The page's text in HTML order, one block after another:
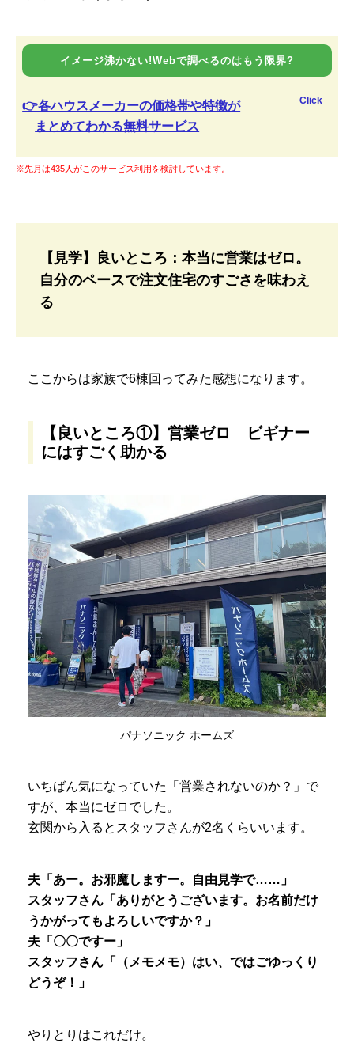
イメージ沸かない!Webで調べるのはもう限界?
👉各ハウスメーカーの価格帯や特徴が
まとめてわかる無料サービス
Click
※先月は435人がこのサービス利用を検討しています。
【見学】良いところ：本当に営業はゼロ。
自分のペースで注文住宅のすごさを味わえ
る
ここからは家族で6棟回ってみた感想になります。
【良いところ①】営業ゼロ ビギナー
にはすごく助かる
パナソニック ホームズ
いちばん気になっていた「営業されないのか？」で
すが、本当にゼロでした。
玄関から入るとスタッフさんが2名くらいいます。
夫「あー。お邪魔しますー。自由見学で……」
スタッフさん「ありがとうございます。お名前だけ
うかがってもよろしいですか？」
夫「〇〇ですー」
スタッフさん「（メモメモ）はい、ではごゆっくり
どうぞ！」
やりとりはこれだけ。